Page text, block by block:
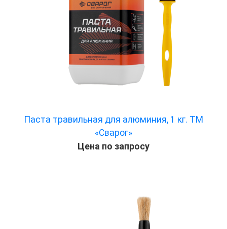
Паста травильная для алюминия, 1 кг. ТМ
«Сварог»
Цена по запросу